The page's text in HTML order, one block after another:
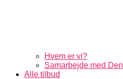
Hvem er vi?
Samarbejde med
Alle tilbud